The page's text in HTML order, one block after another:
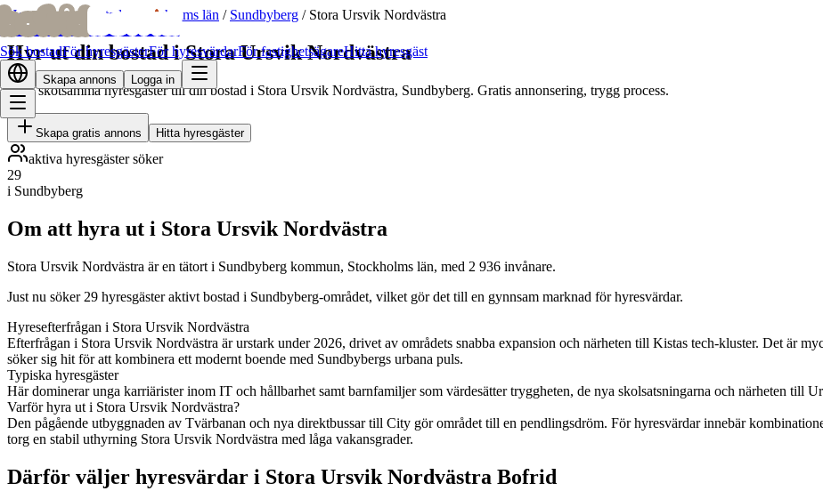
bofridbofrid
Sök bostadFör hyresgästerFör hyresvärdarFör fastighetsägareHitta hyresgäst
Skapa annons Logga in
Hem/ Hyr ut bostad Stockholms län / Sundbyberg / Stora Ursvik Nordvästra
Hyr ut din bostad i Stora Ursvik Nordvästra
Hitta skötsamma hyresgäster till din bostad i Stora Ursvik Nordvästra, Sundbyberg. Gratis annonsering, trygg process.
Skapa gratis annons Hitta hyresgäster
aktiva hyresgäster söker
29
i Sundbyberg
Om att hyra ut i Stora Ursvik Nordvästra
Stora Ursvik Nordvästra är en tätort i Sundbyberg kommun, Stockholms län, med 2 936 invånare.
Just nu söker 29 hyresgäster aktivt bostad i Sundbyberg-området, vilket gör det till en gynnsam marknad för hyresvärdar.
Hyresefterfrågan i Stora Ursvik Nordvästra
Efterfrågan i Stora Ursvik Nordvästra är urstark under 2026, drivet av områdets snabba expansion och närheten till Kistas tech-kluster. Det är
söker sig hit för att kombinera ett modernt boende med Sundbybergs urbana puls.
Typiska hyresgäster
Här dominerar unga karriärister inom IT och hållbarhet samt barnfamiljer som värdesätter tryggheten, de nya skolsatsningarna och närheten till
Varför hyra ut i Stora Ursvik Nordvästra?
Den pågående utbyggnaden av Tvärbanan och nya direktbussar till City gör området till en pendlingsdröm. För hyresvärdar innebär
torg en stabil uthyrning Stora Ursvik Nordvästra med låga vakansgrader.
Därför väljer hyresvärdar i Stora Ursvik Nordvästra Bofrid